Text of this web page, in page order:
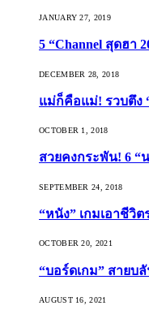
JANUARY 27, 2019
5 “Channel สุดฮา
DECEMBER 28, 2018
แม่ก็คือแม่! รวบตึง
OCTOBER 1, 2018
สวยคงกระพัน! 6 “
SEPTEMBER 24, 2018
“หนัง” เกมเอาชีวิ
OCTOBER 20, 2021
“บอร์ดเกม” สายบ
AUGUST 16, 2021